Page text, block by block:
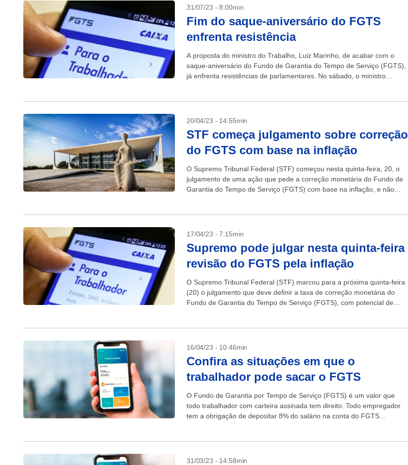
31/07/23 - 8:00min
Fim do saque-aniversário do FGTS
enfrenta resistência
A proposta do ministro do Trabalho, Luiz Marinho, de acabar com o
saque-aniversário do Fundo de Garantia do Tempo de Serviço (FGTS),
já enfrenta resistências de parlamentares. No sábado, o ministro
20/04/23 - 14:55min
STF começa julgamento sobre correção
do FGTS com base na inflação
O Supremo Tribunal Federal (STF) começou nesta quinta-feira, 20, o
julgamento de uma ação que pede a correção monetária do Fundo de
Garantia do Tempo de Serviço (FGTS) com base na inflação, e não...
17/04/23 - 7:15min
Supremo pode julgar nesta quinta-feira
revisão do FGTS pela inflação
O Supremo Tribunal Federal (STF) marcou para a próxima quinta-feira
(20) o julgamento que deve definir a taxa de correção monetária do
Fundo de Garantia do Tempo de Serviço (FGTS), com potencial de
16/04/23 - 10:46min
Confira as situações em que o
trabalhador pode sacar o FGTS
O Fundo de Garantia por Tempo de Serviço (FGTS) é um valor que
todo trabalhador com carteira assinada tem direito. Todo empregador
tem a obrigação de depositar 8% do salário na conta do FGTS...
31/03/23 - 14:58min